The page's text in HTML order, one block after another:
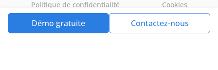
Démo gratuite Contactez-nous
Politique de confidentialité Cookies
Tools4ever©2026. All rights reserved.